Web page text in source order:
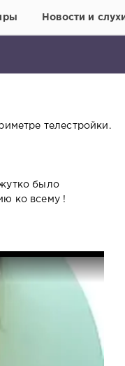
Новости и
телестройки.
было
ко всему !